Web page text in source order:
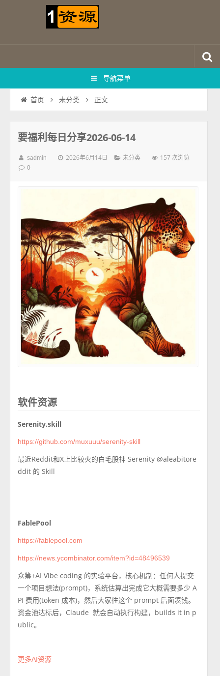
导航菜单
首页 未分类 正文
要福利每日分享2026-06-14
sadmin 2026年6月14日 未分类 157 次浏览
0
软件资源
Serenity.skill
https://github.com/muxuuu/serenity-skill
最近Reddit和X上比较火的白毛股神 Serenity @aleabitore
ddit 的 Skill
FablePool
https://fablepool.com
https://news.ycombinator.com/item?id=48496539
众筹+AI Vibe coding 的实验平台，核心机制：任何人提交
一个项目想法(prompt)，系统估算出完成它大概需要多少 A
PI 费用(token 成本)，然后大家往这个 prompt 后面凑钱。
资金池达标后，Claude 就会自动执行构建，builds it in p
ublic。
更多AI资源